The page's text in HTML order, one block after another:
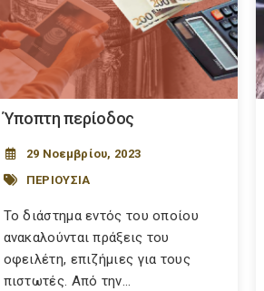
Ύποπτη περίοδος
29 Νοεμβρίου, 2023
ΠΕΡΙΟΥΣΙΑ
Το διάστημα εντός του οποίου
ανακαλούνται πράξεις του
οφειλέτη, επιζήμιες για τους
πιστωτές. Από την...